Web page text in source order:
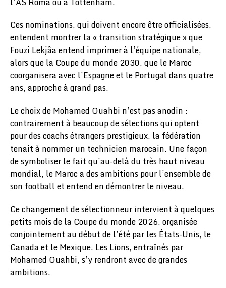
Ces nominations, qui doivent encore être officialisées,
entendent montrer la « transition stratégique » que
Fouzi Lekjâa entend imprimer à l’équipe nationale,
alors que la Coupe du monde 2030, que le Maroc
coorganisera avec l’Espagne et le Portugal dans quatre
ans, approche à grand pas.
Le choix de Mohamed Ouahbi n’est pas anodin :
contrairement à beaucoup de sélections qui optent
pour des coachs étrangers prestigieux, la fédération
tenait à nommer un technicien marocain. Une façon
de symboliser le fait qu’au-delà du très haut niveau
mondial, le Maroc a des ambitions pour l’ensemble de
son football et entend en démontrer le niveau.
Ce changement de sélectionneur intervient à quelques
petits mois de la Coupe du monde 2026, organisée
conjointement au début de l’été par les États-Unis, le
Canada et le Mexique. Les Lions, entraînés par
Mohamed Ouahbi, s’y rendront avec de grandes
ambitions.